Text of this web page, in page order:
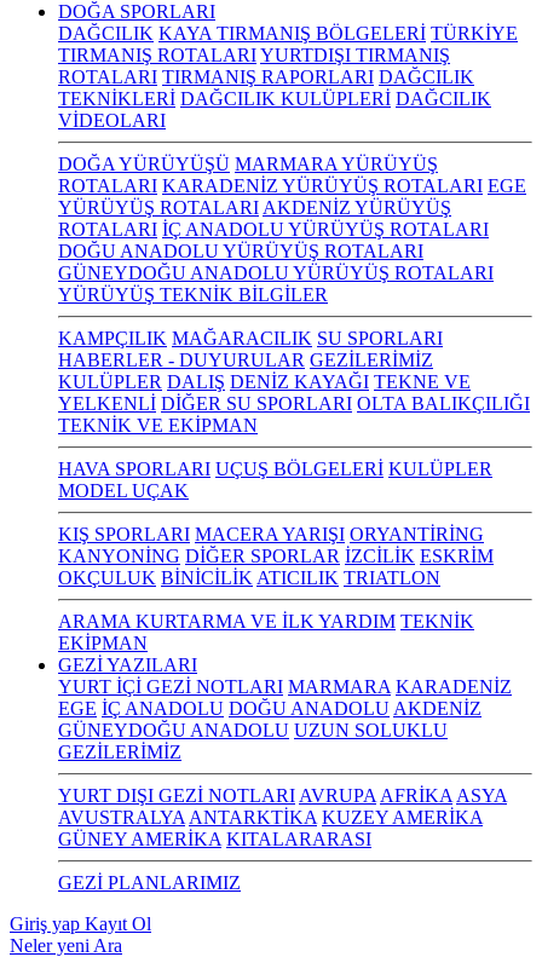
DOĞA SPORLARI
DAĞCILIK KAYA TIRMANIŞ BÖLGELERİ TÜRKİYE
TIRMANIŞ ROTALARIYURTDIŞI TIRMANIŞ
ROTALARI TIRMANIŞ RAPORLARI DAĞCILIK
TEKNİKLERİ DAĞCILIK KULÜPLERİ DAĞCILIK
VİDEOLARI
DOĞA YÜRÜYÜŞÜ MARMARA YÜRÜYÜŞ
ROTALARI KARADENİZ YÜRÜYÜŞ ROTALARI EGE
YÜRÜYÜŞ ROTALARI AKDENİZ YÜRÜYÜŞ
ROTALARI İÇ ANADOLU YÜRÜYÜŞ ROTALARI
DOĞU ANADOLU YÜRÜYÜŞ ROTALARI
GÜNEYDOĞU ANADOLU YÜRÜYÜŞ ROTALARI
YÜRÜYÜŞ TEKNİK BİLGİLER
KAMPÇILIK MAĞARACILIK SU SPORLARI
HABERLER - DUYURULAR GEZİLERİMİZ
KULÜPLER DALIŞ DENİZ KAYAĞI TEKNE VE
YELKENLİ DİĞER SU SPORLARI OLTA BALIKÇILIĞI
TEKNİK VE EKİPMAN
HAVA SPORLARI UÇUŞ BÖLGELERİ KULÜPLER
MODEL UÇAK
KIŞ SPORLARI MACERA YARIŞI ORYANTİRİNG
KANYONİNG DİĞER SPORLAR İZCİLİK ESKRİM
OKÇULUK BİNİCİLİK ATICILIK TRIATLON
ARAMA KURTARMA VE İLK YARDIM TEKNİK
EKİPMAN
GEZİ YAZILARI
YURT İÇİ GEZİ NOTLARI MARMARA KARADENİZ
EGE İÇ ANADOLU DOĞU ANADOLU AKDENİZ
GÜNEYDOĞU ANADOLU UZUN SOLUKLU
GEZİLERİMİZ
YURT DIŞI GEZİ NOTLARI AVRUPA AFRİKA ASYA
AVUSTRALYA ANTARKTİKA KUZEY AMERİKA
GÜNEY AMERİKA KITALARARASI
GEZİ PLANLARIMIZ
Giriş yap Kayıt Ol
Neler yeni Ara